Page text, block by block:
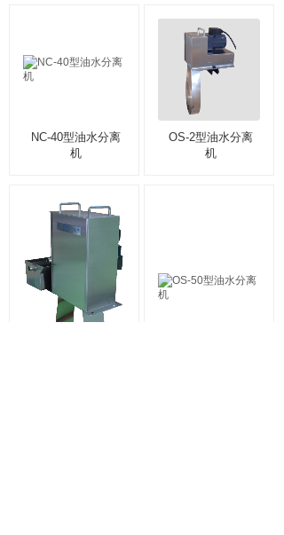
NC-40型油水分离
机
OS-2型油水分离
机